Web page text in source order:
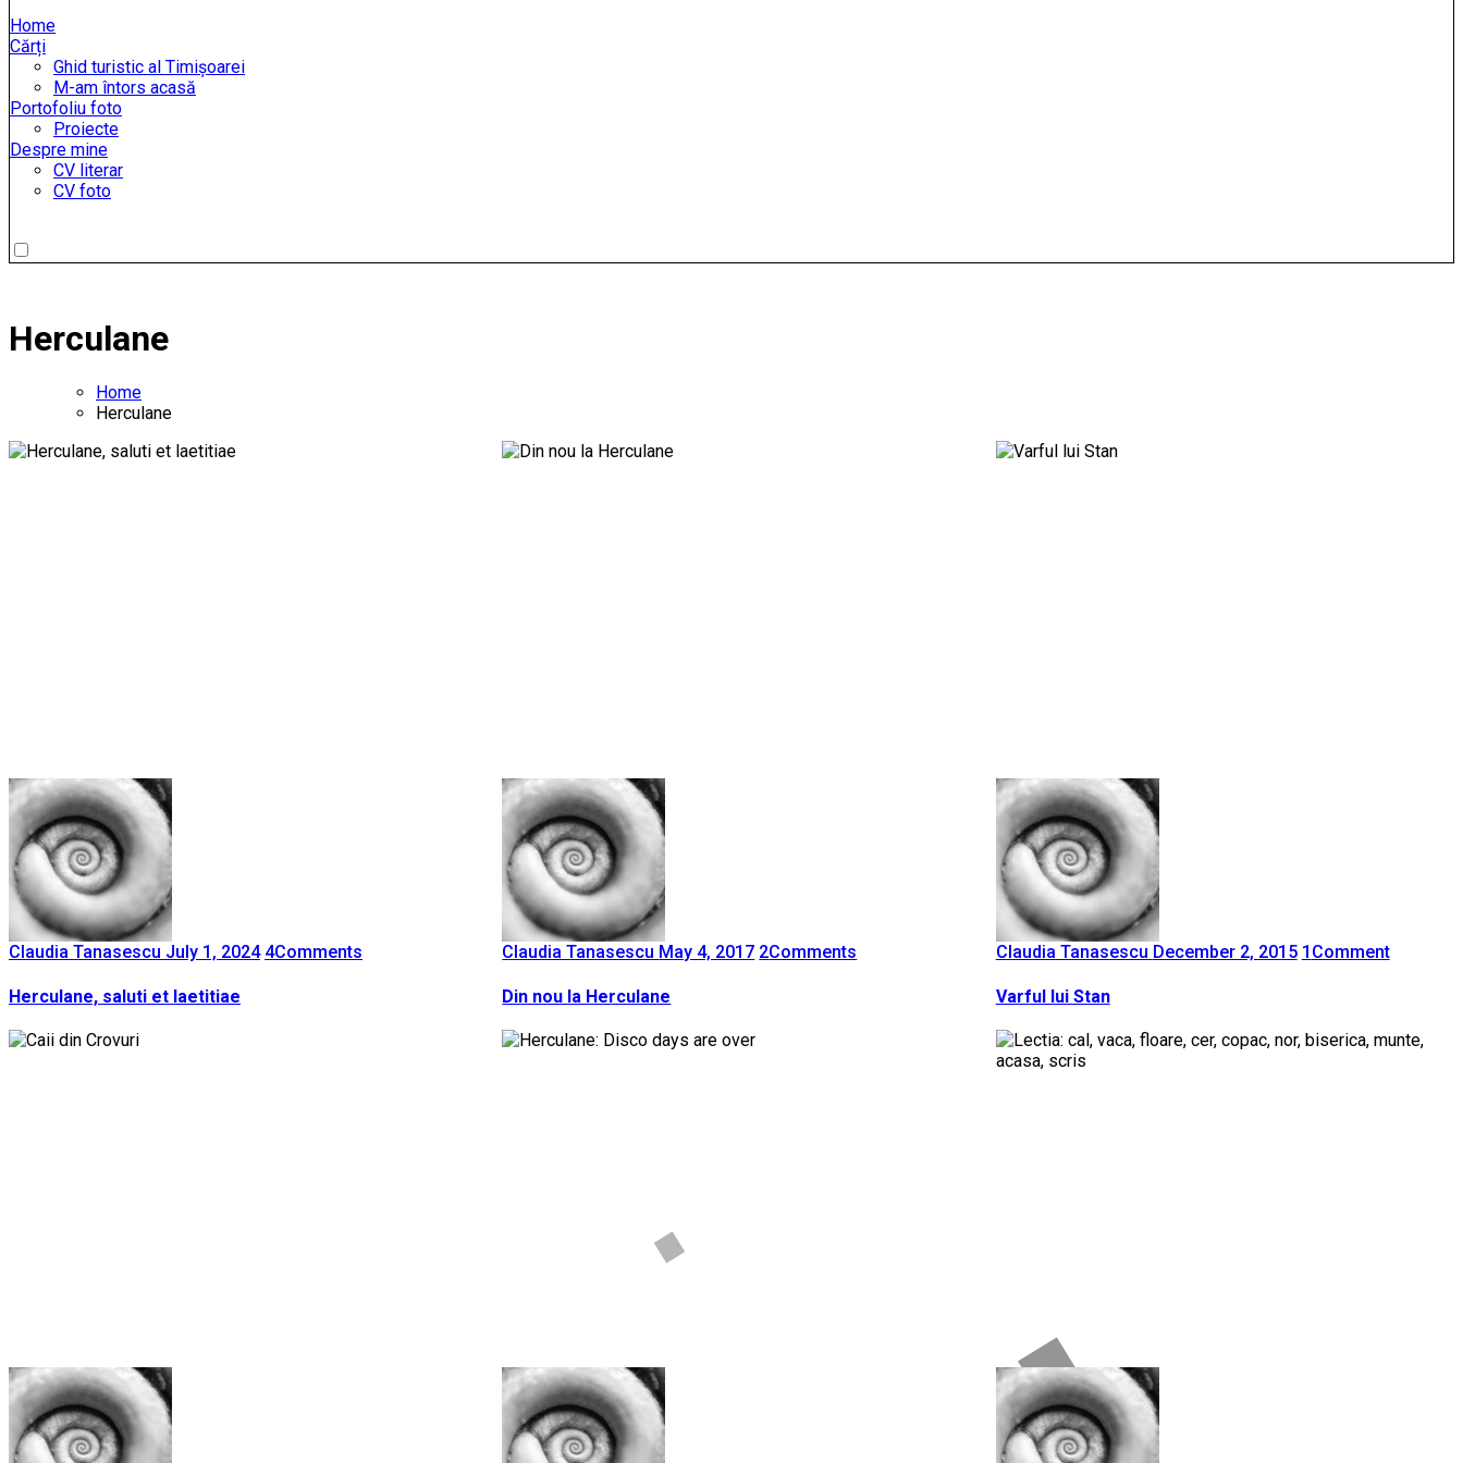
Home
Cărți
Ghid turistic al Timișoarei
M-am întors acasă
Portofoliu foto
Proiecte
Despre mine
CV literar
CV foto
Herculane
Home
Herculane
Claudia Tanasescu July 1, 2024 4Comments
Herculane, saluti et laetitiae
Claudia Tanasescu May 4, 2017 2Comments
Din nou la Herculane
Claudia Tanasescu December 2, 2015 1 Comment
Varful lui Stan